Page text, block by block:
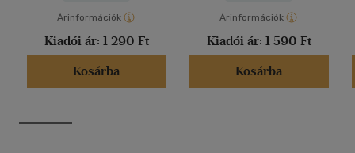
Árinformációk
Kiadói ár: 1 290 Ft
Kosárba
Árinformációk
Kiadói ár: 1 590 Ft
Kosárba